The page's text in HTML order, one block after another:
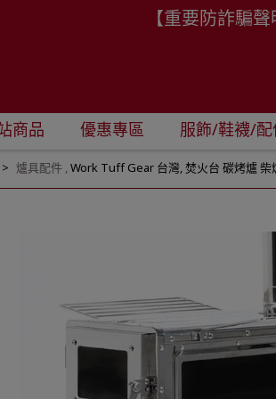
【重要防詐騙
商品 優惠專區 服飾/鞋襪/配
爐具配件,Work Tuff Gear 台灣,焚火台 碳烤爐 柴